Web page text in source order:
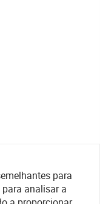
para
analisar a